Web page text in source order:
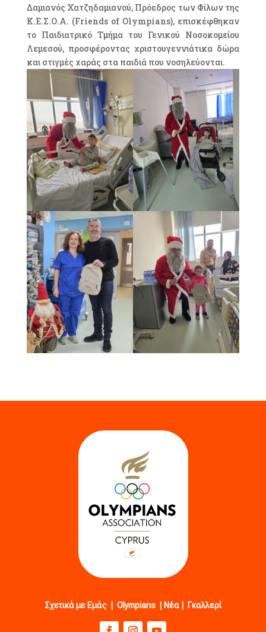
Δαμιανός Χατζηδαμιανού, Πρόεδρος των Φίλων της
Κ.Ε.Σ.Ο.Α. (Friends of Olympians), επισκέφθηκαν
το Παιδιατρικό Τμήμα του Γενικού Νοσοκομείου
Λεμεσού, προσφέροντας χριστουγεννιάτικα δώρα
και στιγμές χαράς στα παιδιά που νοσηλεύονται.
Σχετικά με Εμάς| Olympians| Νέα| Γκαλλερί